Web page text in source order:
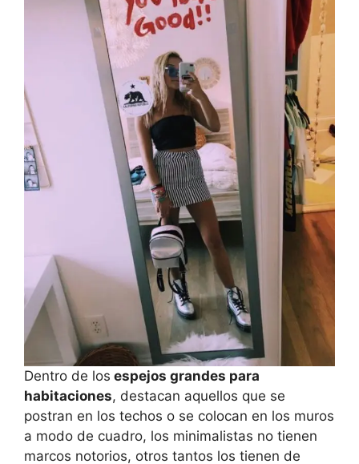
Dentro de los espejos grandes para
habitaciones, destacan aquellos que se
postran en los techos o se colocan en los muros
a modo de cuadro, los minimalistas no tienen
marcos notorios, otros tantos los tienen de